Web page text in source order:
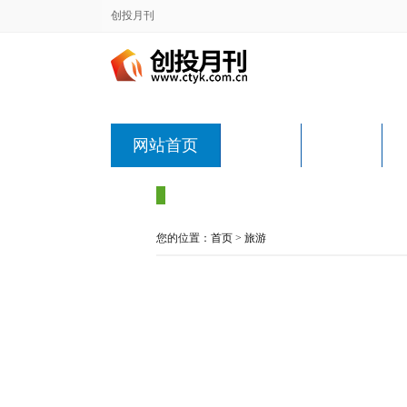
创投月刊
网站首页
您的位置： 首页 > 旅游